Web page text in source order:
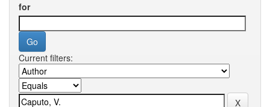
for
Current filters: